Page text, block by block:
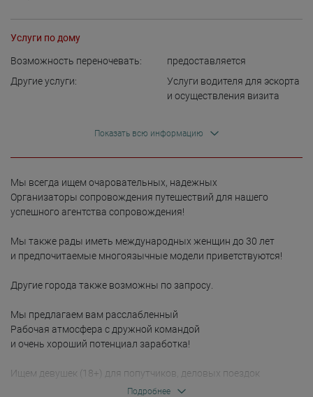
Услуги по дому
Возможность переночевать:
предоставляется
Другие услуги:
Услуги водителя для эскорта
и осуществления визита
Показать всю информацию
Мы всегда ищем очаровательных, надежных
Организаторы сопровождения путешествий для нашего
успешного агентства сопровождения!
Мы также рады иметь международных женщин до 30 лет
и предпочитаемые многоязычные модели приветствуются!
Другие города также возможны по запросу.
Мы предлагаем вам расслабленный
Рабочая атмосфера с дружной командой
и очень хороший потенциал заработка!
Ищем девушек (18+) для попутчиков, деловых поездок
и другие услуги сопровождения.
Подробнее